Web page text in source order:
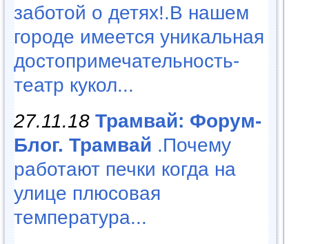
заботой о детях!.В нашем
городе имеется уникальная
достопримечательность-
театр кукол...
27.11.18 Трамвай: Форум-
Блог. Трамвай .Почему
работают печки когда на
улице плюсовая
температура...